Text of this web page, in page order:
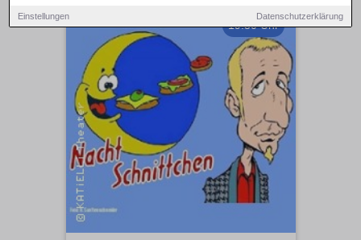
Einstellungen Datenschutzerklärung
19:30 Uhr